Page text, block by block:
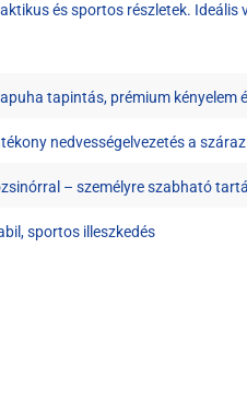
és sportos részletek. Ideális
tapintás, prémium kényelem
nedvességelvezetés a
– személyre szabható
sportos illeszkedés